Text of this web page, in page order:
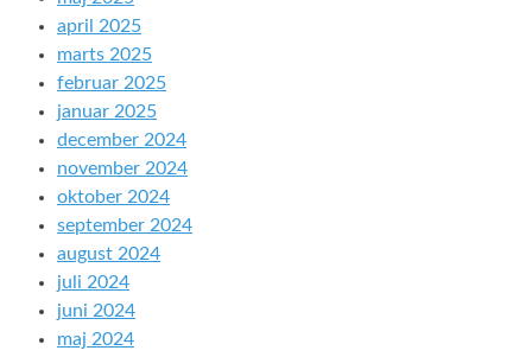
april 2025
marts 2025
februar 2025
januar 2025
december 2024
november 2024
oktober 2024
september 2024
august 2024
juli 2024
juni 2024
maj 2024